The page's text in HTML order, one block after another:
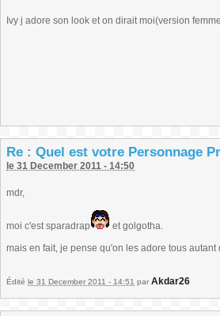
Ivy j adore son look et on dirait moi(version
Re : Quel est votre Personnage
le 31 December 2011 - 14:50
mdr,
moi c'est sparadrap
et golgotha.
mais en fait, je pense qu'on les adore tous autant
Édité le 31 December 2011 - 14:51 par Akdar26